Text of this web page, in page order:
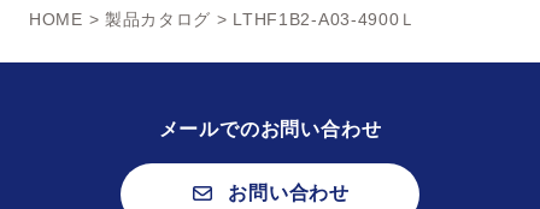
HOME > 製品カタログ > LTHF1B2-A03-4900Ｌ
メールでのお問い合わせ
お問い合わせ